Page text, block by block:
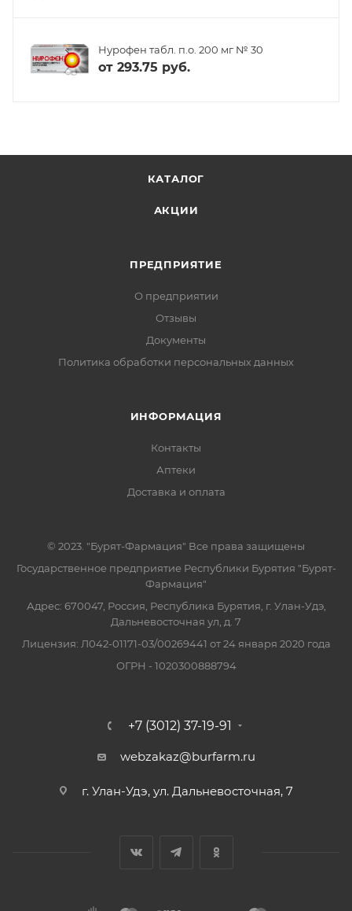
Нурофен табл. п.о. 200 мг № 30
от 293.75 руб.
КАТАЛОГ
АКЦИИ
ПРЕДПРИЯТИЕ
О предприятии
Отзывы
Документы
Политика обработки персональных данных
ИНФОРМАЦИЯ
Контакты
Аптеки
Доставка и оплата
© 2023. "Бурят-Фармация" Все права защищены
Государственное предприятие Республики Бурятия "Бурят-
Фармация"
Адрес: 670047, Россия, Республика Бурятия, г. Улан-Удэ,
Дальневосточная ул, д. 7
Лицензия: Л042-01171-03/00269441 от 24 января 2020 года
ОГРН - 1020300888794
+7 (3012) 37-19-91
webzakaz@burfarm.ru
г. Улан-Удэ, ул. Дальневосточная, 7